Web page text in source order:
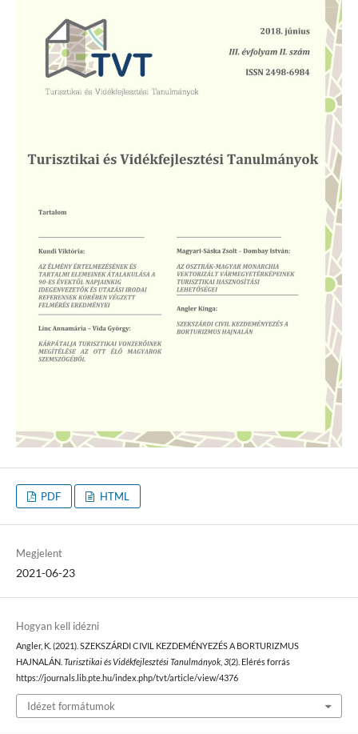
PDF HTML
Megjelent
2021-06-23
Hogyan kell idézni
Angler, K. (2021). SZEKSZÁRDI CIVIL KEZDEMÉNYEZÉS A BORTURIZMUS
HAJNALÁN. Turisztikai és Vidékfejlesztési Tanulmányok, 3(2). Elérés forrás
https://journals.lib.pte.hu/index.php/tvt/article/view/4376
Idézet formátumok